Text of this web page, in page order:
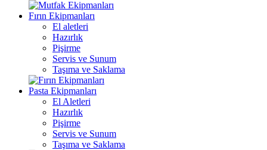
Fırın Ekipmanları
El aletleri
Hazırlık
Pişirme
Servis ve Sunum
Taşıma ve Saklama
Pasta Ekipmanları
El Aletleri
Hazırlık
Pişirme
Servis ve Sunum
Taşıma ve Saklama